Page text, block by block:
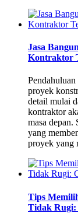
Jasa
Kontraktor
proyek
detail mulai
kontraktor
masa depan.
yang
proyek yang
Tips
Tidak